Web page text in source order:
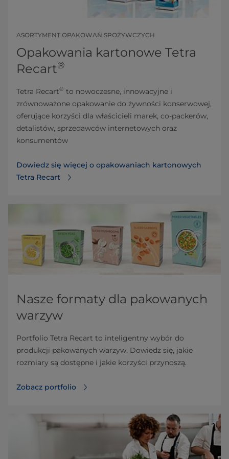
ASORTYMENT OPAKOWAŃ SPOŻYWCZYCH
Opakowania kartonowe Tetra
Recart®
Tetra Recart® to nowoczesne, innowacyjne i
zrównoważone opakowanie do żywności konserwowej,
oferujące korzyści dla właścicieli marek, co-packerów,
detalistów, sprzedawców internetowych oraz
konsumentów
Dowiedz się więcej o opakowaniach kartonowych
Tetra Recart⁠
Nasze formaty dla pakowanych
warzyw
Portfolio Tetra Recart to inteligentny wybór do
produkcji pakowanych warzyw. Dowiedz się, jakie
rozmiary są dostępne i jakie korzyści przynoszą.
Zobacz portfolio⁠